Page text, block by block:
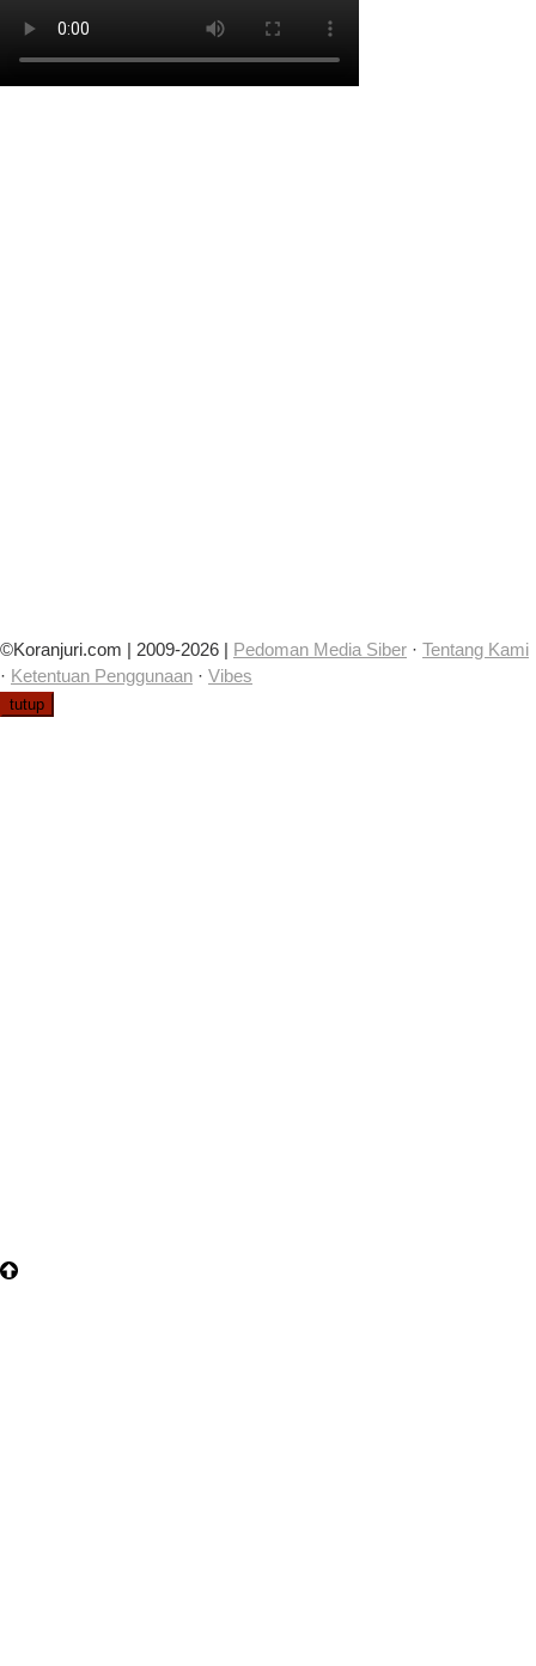
©Koranjuri.com | 2009-2026 | Pedoman Media Siber · Tentang Kami
· Ketentuan Penggunaan · Vibes
tutup